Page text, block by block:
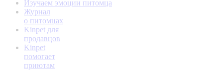
Изучаем эмоции питомца
Журнал
о питомцах
Kinpet для
продавцов
Kinpet
помогает
приютам